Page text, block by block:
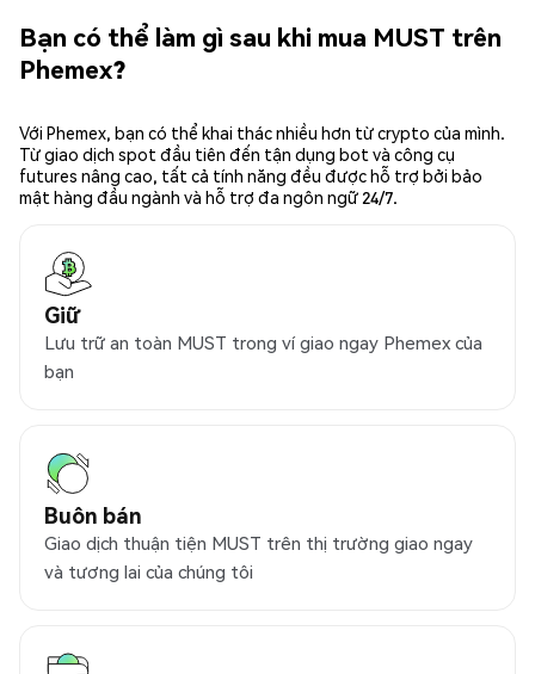
Bạn có thể làm gì sau khi mua MUST trên
Phemex?
Với Phemex, bạn có thể khai thác nhiều hơn từ crypto của mình.
Từ giao dịch spot đầu tiên đến tận dụng bot và công cụ
futures nâng cao, tất cả tính năng đều được hỗ trợ bởi bảo
mật hàng đầu ngành và hỗ trợ đa ngôn ngữ 24/7.
Giữ
Lưu trữ an toàn MUST trong ví giao ngay Phemex của
bạn
Buôn bán
Giao dịch thuận tiện MUST trên thị trường giao ngay
và tương lai của chúng tôi